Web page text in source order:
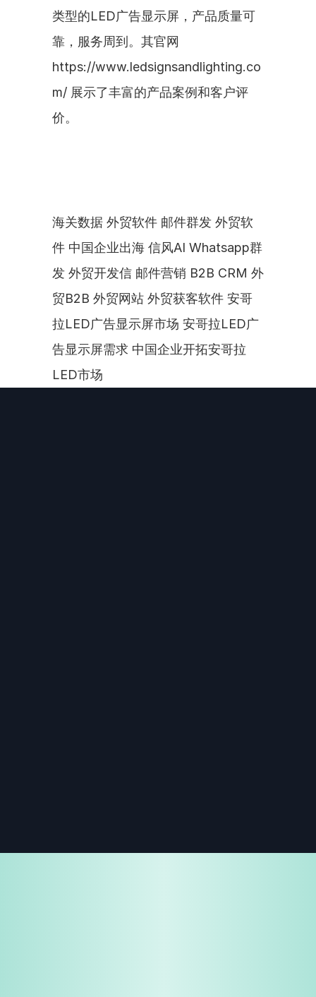
类型的LED广告显示屏，产品质量可
靠，服务周到。其官网
https://www.ledsignsandlighting.co
m/ 展示了丰富的产品案例和客户评
价。
海关数据 外贸软件 邮件群发 外贸软
件 中国企业出海 信风AI Whatsapp群
发 外贸开发信 邮件营销 B2B CRM 外
贸B2B 外贸网站 外贸获客软件 安哥
拉LED广告显示屏市场 安哥拉LED广
告显示屏需求 中国企业开拓安哥拉
LED市场